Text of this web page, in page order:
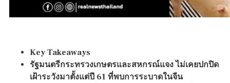
Key Takeaways
รัฐมนตรีกระทรวงเกษตรและสหกรณ์แจง ไม่เคยปกปิด
เฝ้าระวังมาตั้งแต่ปี 61 ที่พบการระบาดในจีน